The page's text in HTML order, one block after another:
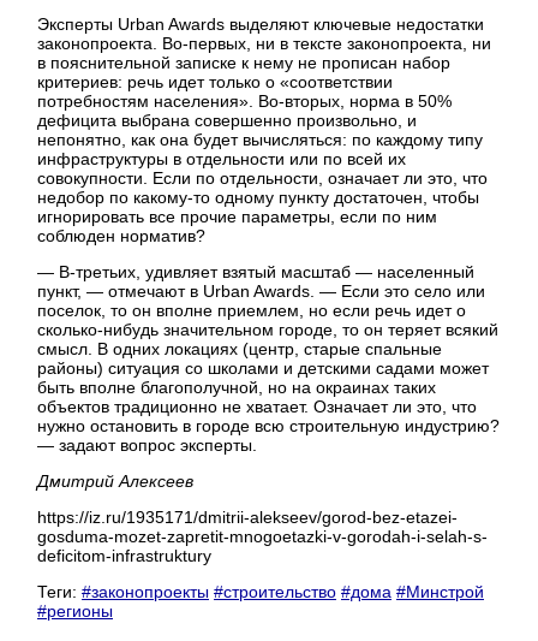
Эксперты Urban Awards выделяют ключевые недостатки
законопроекта. Во-первых, ни в тексте законопроекта, ни
в пояснительной записке к нему не прописан набор
критериев: речь идет только о «соответствии
потребностям населения». Во-вторых, норма в 50%
дефицита выбрана совершенно произвольно, и
непонятно, как она будет вычисляться: по каждому типу
инфраструктуры в отдельности или по всей их
совокупности. Если по отдельности, означает ли это, что
недобор по какому-то одному пункту достаточен, чтобы
игнорировать все прочие параметры, если по ним
соблюден норматив?
— В-третьих, удивляет взятый масштаб — населенный
пункт, — отмечают в Urban Awards. — Если это село или
поселок, то он вполне приемлем, но если речь идет о
сколько-нибудь значительном городе, то он теряет всякий
смысл. В одних локациях (центр, старые спальные
районы) ситуация со школами и детскими садами может
быть вполне благополучной, но на окраинах таких
объектов традиционно не хватает. Означает ли это, что
нужно остановить в городе всю строительную индустрию?
— задают вопрос эксперты.
Дмитрий Алексеев
https://iz.ru/1935171/dmitrii-alekseev/gorod-bez-etazei-
gosduma-mozet-zapretit-mnogoetazki-v-gorodah-i-selah-s-
deficitom-infrastruktury
Теги: #законопроекты #строительство #дома #Минстрой
#регионы